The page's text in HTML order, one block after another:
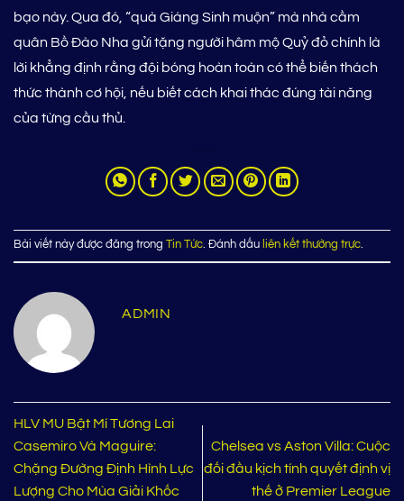
bạo này. Qua đó, “quà Giáng Sinh muộn” mà nhà cầm
quân Bồ Đào Nha gửi tặng người hâm mộ Quỷ đỏ chính là
lời khẳng định rằng đội bóng hoàn toàn có thể biến thách
thức thành cơ hội, nếu biết cách khai thác đúng tài năng
của từng cầu thủ.
Bài viết này được đăng trong Tin Tức. Đánh dấu liên kết thường trực.
ADMIN
HLV MU Bật Mí Tương Lai
Casemiro Và Maguire:
Chặng Đường Định Hình Lực
Lượng Cho Mùa Giải Khốc
Chelsea vs Aston Villa: Cuộc
đối đầu kịch tính quyết định vị
thế ở Premier League